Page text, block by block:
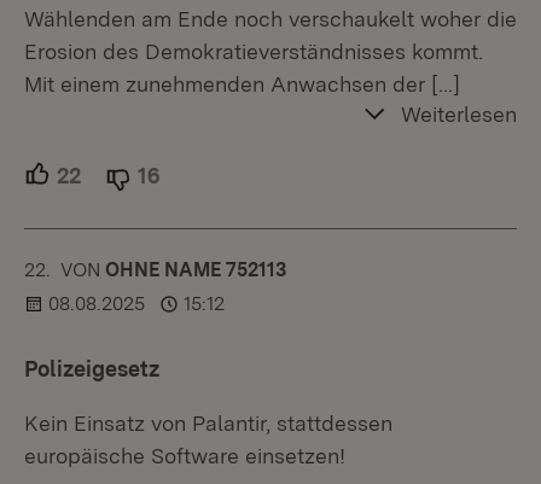
Wählenden am Ende noch verschaukelt woher die
Erosion des Demokratieverständnisses kommt.
Mit einem zunehmenden Anwachsen der […]
Weiterlesen
22 Unterstützer.
16
22. KOMMENTAR
VON :OHNE NAME 752113
08.08.2025
15:12
Polizeigesetz
Kein Einsatz von Palantir, stattdessen
europäische Software einsetzen!